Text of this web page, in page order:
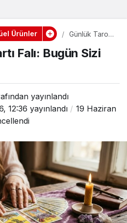
Ürünler
Günlük Tarot
Bugün Sizi
Neler
Falı: Bugün Sizi
yayınlandı
12:36 yayınlandı
19 Haziran